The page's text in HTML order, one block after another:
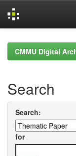
navigationCMMU Digital
Search
Search:
for